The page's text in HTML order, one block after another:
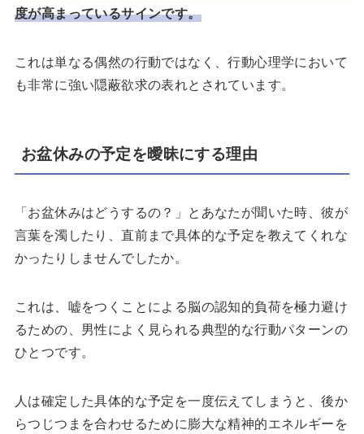
度が高まっているサインです。
これは単なる偶然の行動ではなく、行動心理学において
も非常に強い隠蔽欲求の表れとされています。
お盆休みの予定を曖昧にする理由
「お盆休みはどうするの？」とあなたが聞いた時、彼が
言葉を濁したり、直前まで具体的な予定を教えてくれな
かったりしませんでしたか。
これは、嘘をつくことによる脳の認知的負荷を極力避け
るための、男性によく見られる典型的な行動パターンの
ひとつです。
人は確定した具体的な予定を一度伝えてしまうと、後か
らつじつまを合わせるために膨大な精神的エネルギーを